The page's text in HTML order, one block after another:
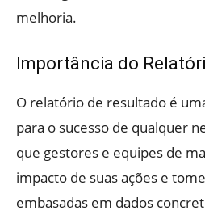
melhoria.
Importância do
O relatório de resultado é
para o sucesso de qualquer
que gestores e equipes de
impacto de suas ações e
embasadas em dados